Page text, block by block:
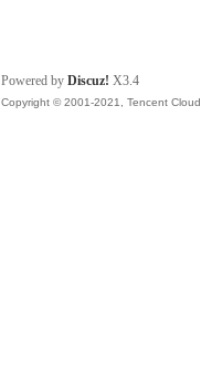
Powered by Discuz! X3.4
Copyright © 2001-2021, Tencent Cloud.